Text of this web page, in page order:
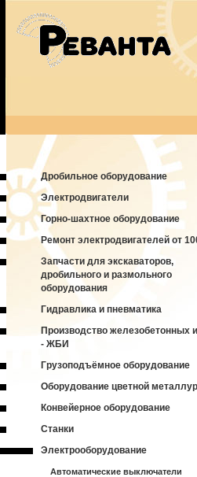
Дробильное оборудование
Электродвигатели
Горно-шахтное оборудование
Ремонт электродвигателей от
Запчасти для экскаваторов,
дробильного и размольного
оборудования
Гидравлика и пневматика
Производство железобетонных
- ЖБИ
Грузоподъёмное оборудование
Оборудование цветной
Конвейерное оборудование
Станки
Электрооборудование
Автоматические выключатели